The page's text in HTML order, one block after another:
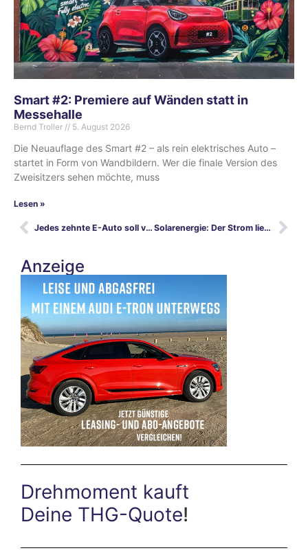
Smart #2: Premiere auf Wänden statt in
Messehalle
Bernd Troller 5. August 2026
Die Neuauflage des Smart #2 – als rein elektrisches Auto –
startet in Form von Wandbildern. Wer die finale Version des
Zweisitzers sehen möchte, muss
Lesen »
Jedes zehnte E-Auto soll von Hyundai kommen - Gespräch mit Deutschland-Chef Jürgen Keller Solarenergie: Der Strom liegt auf der Straße
Anzeige
Drehmoment kauft
Deine THG-Quote!